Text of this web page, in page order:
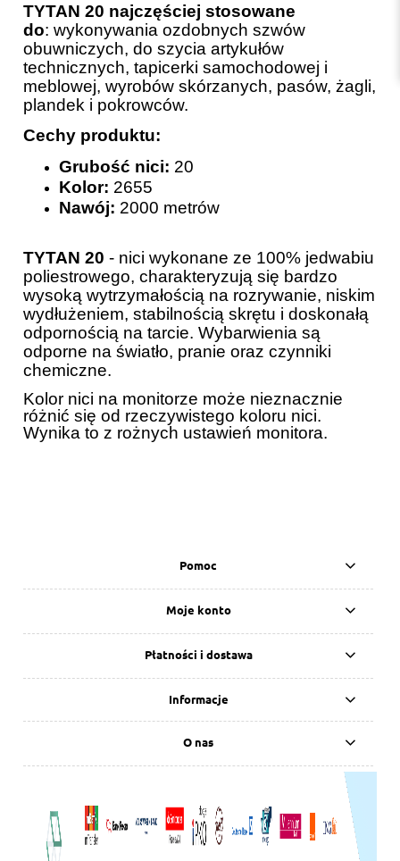
TYTAN 20 najczęściej stosowane
do: wykonywania ozdobnych szwów
obuwniczych, do szycia artykułów
technicznych, tapicerki samochodowej i
meblowej, wyrobów skórzanych, pasów, żagli,
plandek i pokrowców.
Cechy produktu:
Grubość nici: 20
Kolor: 2655
Nawój: 2000 metrów
TYTAN 20 - nici wykonane ze 100% jedwabiu
poliestrowego, charakteryzują się bardzo
wysoką wytrzymałością na rozrywanie, niskim
wydłużeniem, stabilnością skrętu i doskonałą
odpornością na tarcie. Wybarwienia są
odporne na światło, pranie oraz czynniki
chemiczne.
Kolor nici na monitorze może nieznacznie
różnić się od rzeczywistego koloru nici.
Wynika to z rożnych ustawień monitora.
Pomoc
Moje konto
Płatności i dostawa
Informacje
O nas